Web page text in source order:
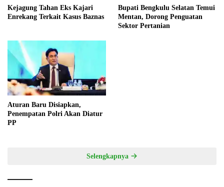
Kejagung Tahan Eks Kajari
Enrekang Terkait Kasus Baznas
Bupati Bengkulu Selatan Temui
Mentan, Dorong Penguatan
Sektor Pertanian
Aturan Baru Disiapkan,
Penempatan Polri Akan Diatur
PP
Selengkapnya